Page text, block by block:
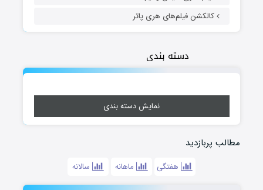
کالکشن فیلم‌های هری پاتر
دسته بندی
نمایش دسته بندی
مطالب پربازدید
هفتگی ماهانه سالانه